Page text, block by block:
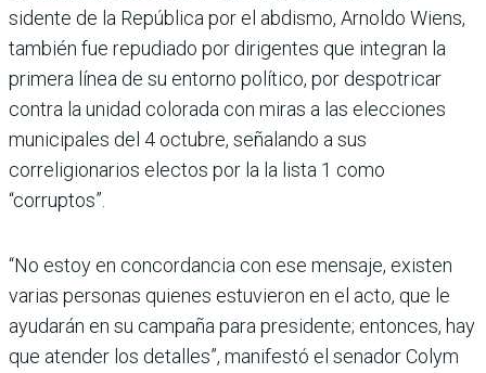
sidente de la República por el abdismo, Arnoldo Wiens,
también fue repudiado por dirigentes que integran la
primera línea de su entorno político, por despotricar
con­tra la unidad colorada con miras a las elecciones
muni­cipales del 4 octubre, señalando a sus
correligionarios electos por la la lista 1 como
“corruptos”.
“No estoy en concordancia con ese mensaje, existen
varias personas quienes estuvieron en el acto, que le
ayudarán en su campaña para presidente; entonces, hay
que atender los detalles”, manifestó el sena­dor Colym